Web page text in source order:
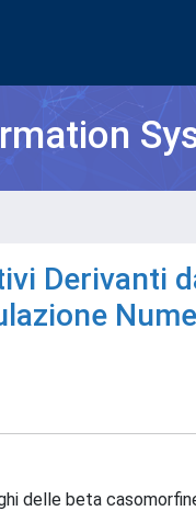
Derivanti
delle beta